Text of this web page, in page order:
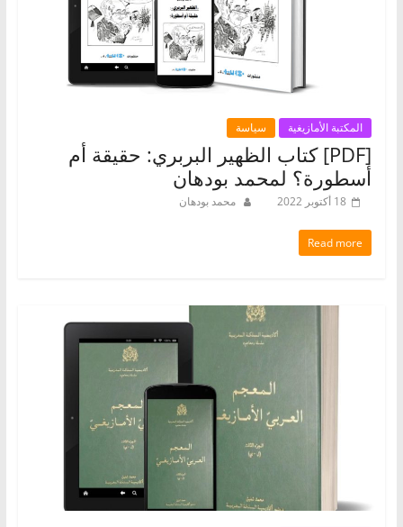
المكتبة الأمازيغية سياسة
[PDF] كتاب الظهير البربري: حقيقة أم
أسطورة؟ لمحمد بودهان
18 أكتوبر 2022 محمد بودهان
Read more